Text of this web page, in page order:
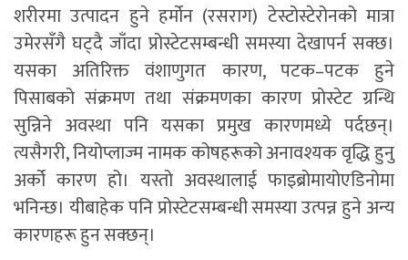
शरीरमा उत्पादन हुने हर्मोन (रसराग) टेस्टोस्टेरोनको मात्रा
उमेरसँगै घट्दै जाँदा प्रोस्टेटसम्बन्धी समस्या देखापर्न सक्छ।
यसका अतिरिक्त वंशाणुगत कारण, पटक–पटक हुने
पिसाबको संक्रमण तथा संक्रमणका कारण प्रोस्टेट ग्रन्थि
सुन्निने अवस्था पनि यसका प्रमुख कारणमध्ये पर्दछन्।
त्यसैगरी, नियोप्लाज्म नामक कोषहरूको अनावश्यक वृद्धि हुनु
अर्को कारण हो। यस्तो अवस्थालाई फाइब्रोमायोएडिनोमा
भनिन्छ। यीबाहेक पनि प्रोस्टेटसम्बन्धी समस्या उत्पन्न हुने अन्य
कारणहरू हुन सक्छन्।